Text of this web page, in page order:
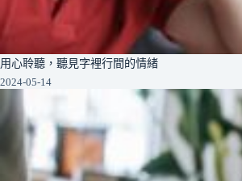
用心聆聽，聽見字裡行間的情緒
2024-05-14